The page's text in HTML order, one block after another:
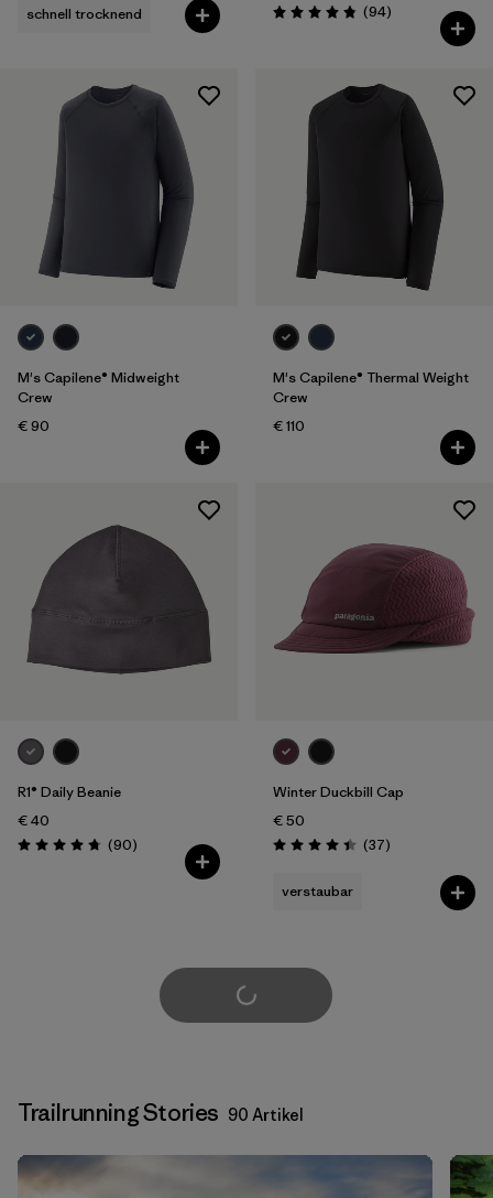
schnell trocknend
Bewertung: 4.9 / 5
(94Rezensionen
)
M's Capilene® Midweight
Crew
€ 90
M's Capilene® Thermal Weight
Crew
€ 110
R1® Daily Beanie
€ 40
Bewertung: 4.7 / 5
(90Rezensionen
)
Winter Duckbill Cap
€ 50
Bewertung: 4.5 / 5
(37Rezensionen
)
verstaubar
weitere laden
Trailrunning Stories 90 Artikel